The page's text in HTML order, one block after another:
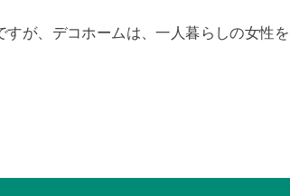
が、デコホームは、一人暮らしの女性を